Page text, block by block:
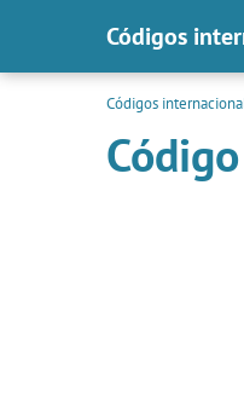
Códigos
Códigos